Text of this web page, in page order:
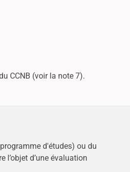
CCNB (voir la note 7).
d'études) ou du
l’objet d’une évaluation